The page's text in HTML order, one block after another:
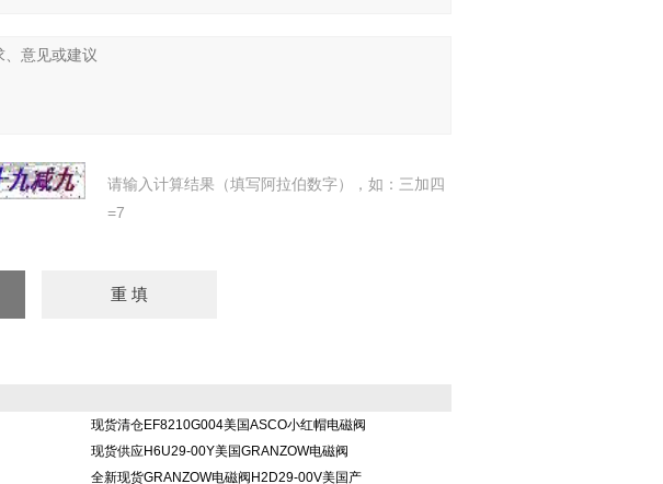
请输入计算结果（填写阿拉伯数字），如：三加四
=7
现货清仓EF8210G004美国ASCO小红帽电磁阀
现货供应H6U29-00Y美国GRANZOW电磁阀
全新现货GRANZOW电磁阀H2D29-00V美国产